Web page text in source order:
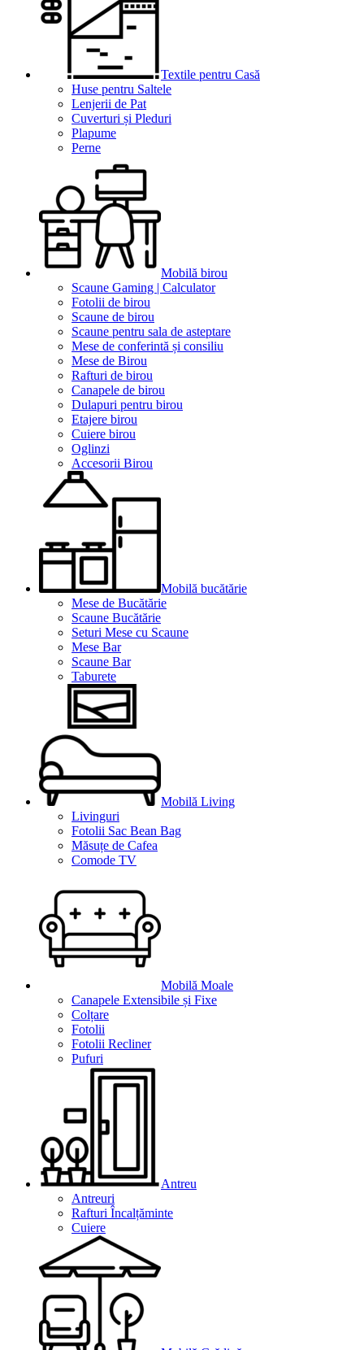
Textile pentru Casă
Huse pentru Saltele
Lenjerii de Pat
Cuverturi și Pleduri
Plapume
Perne
Mobilă birou
Scaune Gaming | Calculator
Fotolii de birou
Scaune de birou
Scaune pentru sala de asteptare
Mese de conferintă și consiliu
Mese de Birou
Rafturi de birou
Canapele de birou
Dulapuri pentru birou
Etajere birou
Cuiere birou
Oglinzi
Accesorii Birou
Mobilă bucătărie
Mese de Bucătărie
Scaune Bucătărie
Seturi Mese cu Scaune
Mese Bar
Scaune Bar
Taburete
Mobilă Living
Livinguri
Fotolii Sac Bean Bag
Măsuțe de Cafea
Comode TV
Mobilă Moale
Canapele Extensibile și Fixe
Colțare
Fotolii
Fotolii Recliner
Pufuri
Antreu
Antreuri
Rafturi Încalțăminte
Cuiere